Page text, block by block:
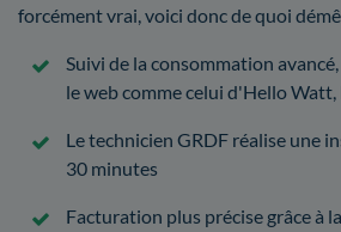
forcément vrai, voici donc de quoi
Suivi de la consommation
le web comme celui d'Hello Watt,
Le technicien GRDF réalise une
30 minutes
Facturation plus précise grâce à